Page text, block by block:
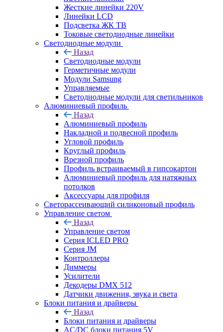
Жесткие линейки 220V
Линейки LCD
Подсветка ЖК ТВ
Токовые светодиодные линейки
Светодиодные модули
Назад
Светодиодные модули
Герметичные модули
Модули Samsung
Управляемые
Светодиодные модули для светильников
Алюминиевый профиль
Назад
Алюминиевый профиль
Накладной и подвесной профиль
Угловой профиль
Круглый профиль
Врезной профиль
Профиль встраиваемый в гипсокартон
Алюминиевый профиль для натяжных
потолков
Аксессуары для профиля
Светорассеивающий силиконовый профиль
Управление светом
Назад
Управление светом
Серия ICLED PRO
Серия JM
Контроллеры
Диммеры
Усилители
Декодеры DMX 512
Датчики движения, звука и света
Блоки питания и драйверы
Назад
Блоки питания и драйверы
AC/DC блоки питания 5V